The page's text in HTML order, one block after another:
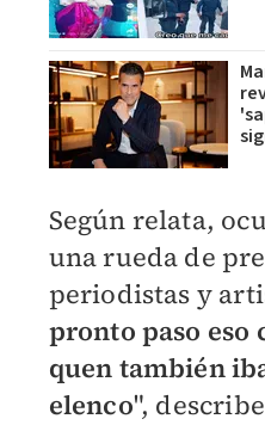
Según relata,
una rueda de
periodistas y
pronto paso eso
quen también
elenco",